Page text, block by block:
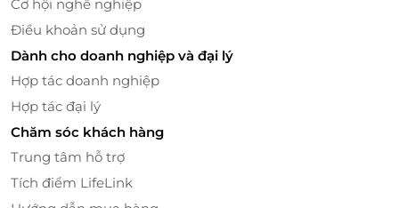
LifeLink
để tận hưởng hành trình chăm sóc chuẩn
quốc tế - thư giãn - tái tạo năng lượng từ hôm nay!
Cơ hội nghề nghiệp
Điều khoản sử dụng
Dành cho doanh nghiệp và đại lý
Hợp tác doanh nghiệp
Hợp tác đại lý
Chăm sóc khách hàng
Trung tâm hỗ trợ
Tích điểm LifeLink